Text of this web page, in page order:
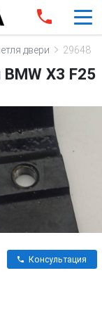
двери 29648
X3 F25
Консультация